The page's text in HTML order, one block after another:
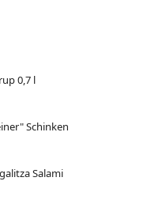
0,7 l
Schinken
Salami